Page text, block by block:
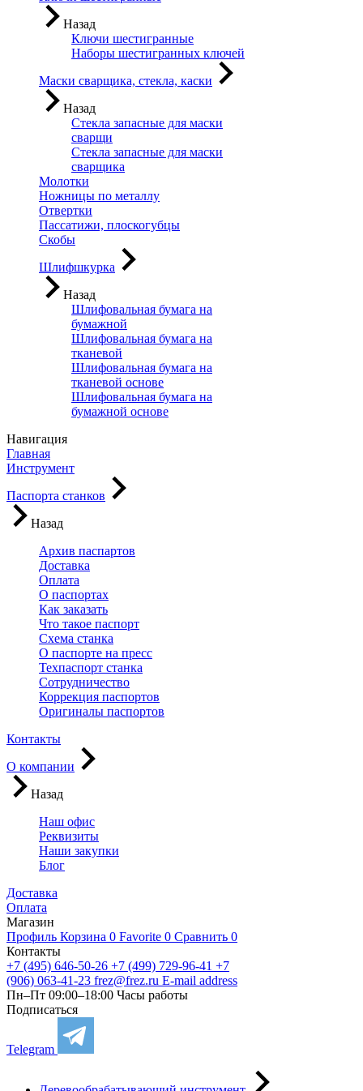
Назад
Ключи шестигранные
Наборы шестигранных ключей
Маски сварщика, стекла, каски
Назад
Стекла запасные для маски
сварщи
Стекла запасные для маски
сварщика
Молотки
Ножницы по металлу
Отвертки
Пассатижи, плоскогубцы
Скобы
Шлифшкурка
Назад
Шлифовальная бумага на
бумажной
Шлифовальная бумага на
тканевой
Шлифовальная бумага на
тканевой основе
Шлифовальная бумага на
бумажной основе
Навигация
Главная
Инструмент
Паспорта станков
Назад
Архив паспартов
Доставка
Оплата
О паспортах
Как заказать
Что такое паспорт
Схема станка
О паспорте на пресс
Техпаспорт станка
Сотрудничество
Коррекция паспортов
Оригиналы паспортов
Контакты
О компании
Назад
Наш офис
Реквизиты
Наши закупки
Блог
Доставка
Оплата
Магазин
Профиль Корзина 0 Favorite 0 Сравнить 0
Контакты
+7 (495) 646-50-26 +7 (499) 729-96-41 +7
(906) 063-41-23 frez@frez.ru E-mail address
Пн–Пт 09:00–18:00 Часы работы
Подписаться
Telegram